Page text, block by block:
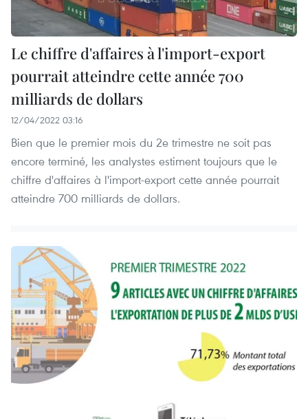
Le chiffre d'affaires à l'import-export
pourrait atteindre cette année 700
milliards de dollars
12/04/2022 03:16
Bien que le premier mois du 2e trimestre ne soit pas
encore terminé, les analystes estiment toujours que le
chiffre d'affaires à l'import-export cette année pourrait
atteindre 700 milliards de dollars.